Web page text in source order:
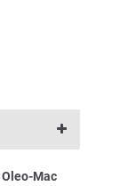
Oleo-Mac